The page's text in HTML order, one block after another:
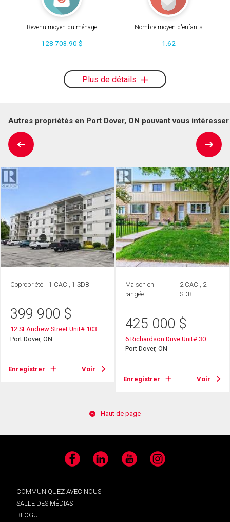
Revenu moyen du ménage
128 703.90 $
Nombre moyen d'enfants
1.62
Plus de détails
Autres propriétés en Port Dover, ON pouvant vous intéresser
Copropriété 1 CAC , 1 SDB
399 900 $
12 St Andrew Street Unit# 103
Port Dover, ON
Enregistrer Voir
Maison en
rangée
2 CAC , 2
SDB
425 000 $
6 Richardson Drive Unit# 30
Port Dover, ON
Enregistrer Voir
Haut de page
Facebook LinkedIn YouTube Instagram
COMMUNIQUEZ AVEC NOUS
SALLE DES MÉDIAS
BLOGUE